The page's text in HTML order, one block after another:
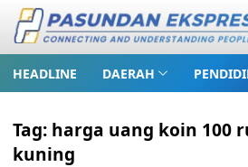
HEADLINE DAERAH
Tag: harga uang koin 100
kuning